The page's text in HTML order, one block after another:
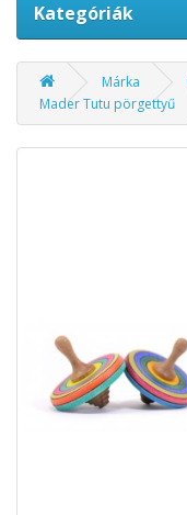
Kategóriák
Márka
Mader Tutu pörgettyű